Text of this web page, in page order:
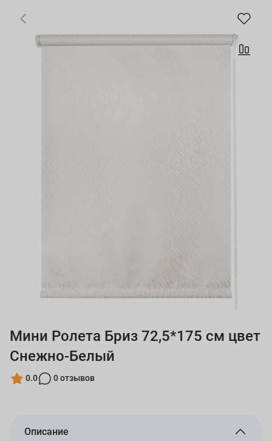
Мини Ролета Бриз 72,5*175 см цвет
Снежно-Белый
0.0 0 отзывов
Описание